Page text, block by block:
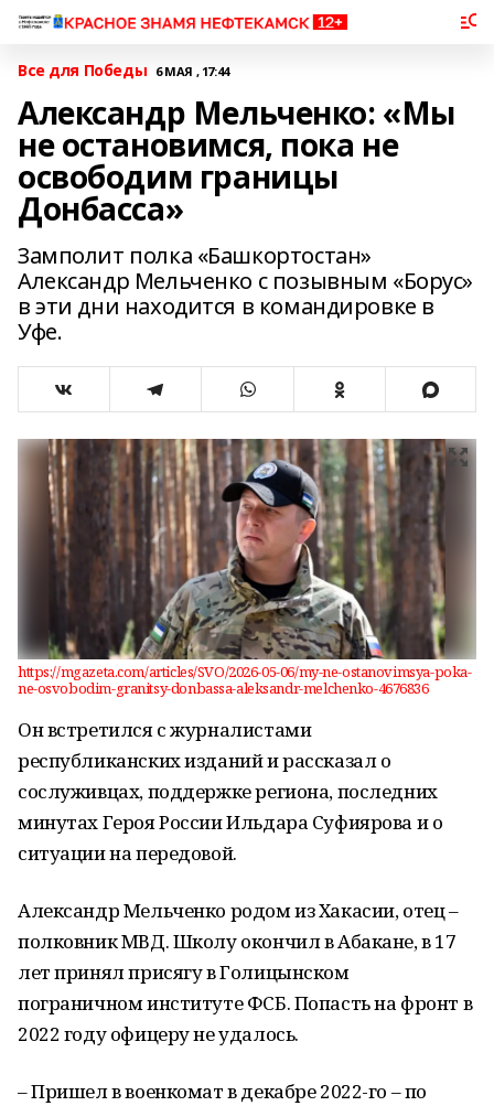
Все для Победы 6 МАЯ , 17:44
Александр Мельченко: «Мы
не остановимся, пока не
освободим границы
Донбасса»
Замполит полка «Башкортостан»
Александр Мельченко с позывным «Борус»
в эти дни находится в командировке в
Уфе.
https://mgazeta.com/articles/SVO/2026-05-06/my-ne-ostanovimsya-poka-
ne-osvobodim-granitsy-donbassa-aleksandr-melchenko-4676836
Он встретился с журналистами
республиканских изданий и рассказал о
сослуживцах, поддержке региона, последних
минутах Героя России Ильдара Суфиярова и о
ситуации на передовой.
Александр Мельченко родом из Хакасии, отец –
полковник МВД. Школу окончил в Абакане, в 17
лет принял присягу в Голицынском
пограничном институте ФСБ. Попасть на фронт в
2022 году офицеру не удалось.
– Пришел в военкомат в декабре 2022-го – по